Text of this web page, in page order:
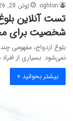
oghlon ژوئن 28, 2026
شخصیت برای
بلوغ ازدواج، مفهومی
نمی‌شود. بسیاری از
بیشتر بخوانید »